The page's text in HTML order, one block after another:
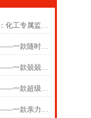
化工厂区防爆气象站：化工专属监测体系，筑牢化工厂安全气象防线
化工厂区防爆气象站——一款随时随地的化工园区气象站
化工厂区防爆气象站——一款兢兢业业的工业园区环境监测系统
化工厂区防爆气象站——一款超级好用的防爆气象环境监测站#2023已更新
化工厂区防爆气象站——一款亲力亲为的油库化工厂一体式气象站